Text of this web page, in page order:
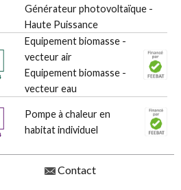
Générateur photovoltaïque -
Haute Puissance
Equipement biomasse -
vecteur air
Equipement biomasse -
vecteur eau
Pompe à chaleur en
habitat individuel
Contact